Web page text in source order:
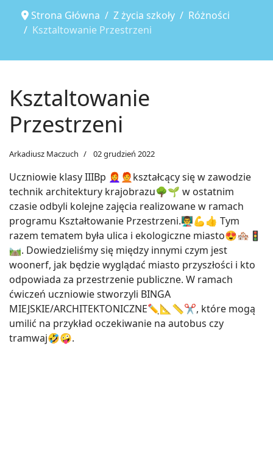
Strona Główna Z życia szkoły
Różności
Ksztaltowanie Przestrzeni
Ksztaltowanie
Przestrzeni
Arkadiusz Maczuch 02 grudzień 2022
Uczniowie klasy IIIBp 👩‍🦰🧑‍🦰kształcący się w zawodzie
technik architektury krajobrazu🌳🌱 w ostatnim
czasie odbyli kolejne zajęcia realizowane w ramach
programu Kształtowanie Przestrzeni.👨‍🏫💪👍 Tym
razem tematem była ulica i ekologiczne miasto😍🏘🚦
🛤. Dowiedzieliśmy się między innymi czym jest
woonerf, jak będzie wyglądać miasto przyszłości i kto
odpowiada za przestrzenie publiczne. W ramach
ćwiczeń uczniowie stworzyli BINGA
MIEJSKIE/ARCHITEKTONICZNE✏️📐📏✂️, które mogą
umilić na przykład oczekiwanie na autobus czy
tramwaj🤣🤪.